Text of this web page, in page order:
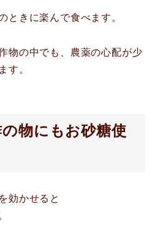
ときに楽んで食べます。
物の中でも、農薬の心配が少
す。
物にもお砂糖使
効かせると